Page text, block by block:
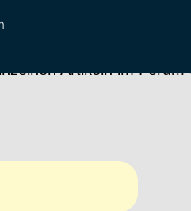
Artikeln im Forum